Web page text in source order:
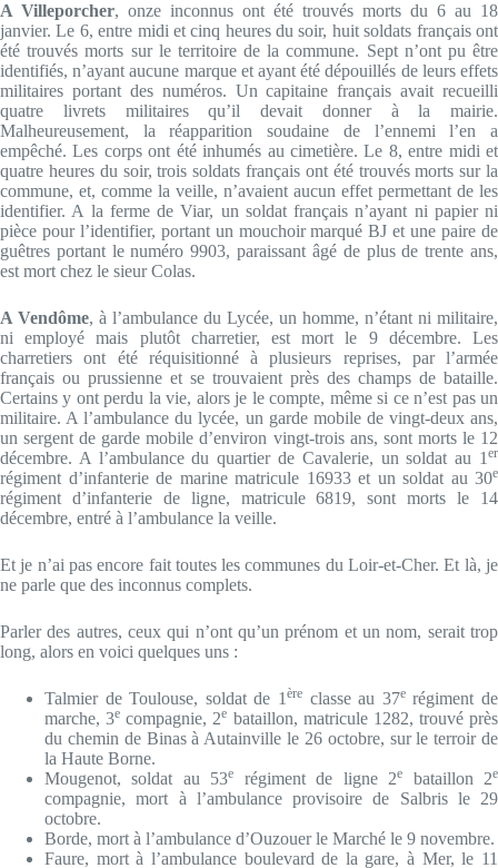
A Villeporcher, onze inconnus ont été trouvés morts du 6 au 18
janvier. Le 6, entre midi et cinq heures du soir, huit soldats français ont
été trouvés morts sur le territoire de la commune. Sept n’ont pu être
identifiés, n’ayant aucune marque et ayant été dépouillés de leurs effets
militaires portant des numéros. Un capitaine français avait recueilli
quatre livrets militaires qu’il devait donner à la mairie.
Malheureusement, la réapparition soudaine de l’ennemi l’en a
empêché. Les corps ont été inhumés au cimetière. Le 8, entre midi et
quatre heures du soir, trois soldats français ont été trouvés morts sur la
commune, et, comme la veille, n’avaient aucun effet permettant de les
identifier. A la ferme de Viar, un soldat français n’ayant ni papier ni
pièce pour l’identifier, portant un mouchoir marqué BJ et une paire de
guêtres portant le numéro 9903, paraissant âgé de plus de trente ans,
est mort chez le sieur Colas.
A Vendôme, à l’ambulance du Lycée, un homme, n’étant ni militaire,
ni employé mais plutôt charretier, est mort le 9 décembre. Les
charretiers ont été réquisitionné à plusieurs reprises, par l’armée
français ou prussienne et se trouvaient près des champs de bataille.
Certains y ont perdu la vie, alors je le compte, même si ce n’est pas un
militaire. A l’ambulance du lycée, un garde mobile de vingt-deux ans,
un sergent de garde mobile d’environ vingt-trois ans, sont morts le 12
décembre. A l’ambulance du quartier de Cavalerie, un soldat au 1 er
régiment d’infanterie de marine matricule 16933 et un soldat au 30e
régiment d’infanterie de ligne, matricule 6819, sont morts le 14
décembre, entré à l’ambulance la veille.
Et je n’ai pas encore fait toutes les communes du Loir-et-Cher. Et là, je
ne parle que des inconnus complets.
Parler des autres, ceux qui n’ont qu’un prénom et un nom, serait trop
long, alors en voici quelques uns :
Talmier de Toulouse, soldat de 1 ère classe au 37erégiment de
marche, 3e compagnie, 2e bataillon, matricule 1282, trouvé près
du chemin de Binas à Autainville le 26 octobre, sur le terroir de
la Haute Borne.
Mougenot, soldat au 53e régiment de ligne 2e bataillon 2e
compagnie, mort à l’ambulance provisoire de Salbris le 29
octobre.
Borde, mort à l’ambulance d’Ouzouer le Marché le 9 novembre.
Faure, mort à l’ambulance boulevard de la gare, à Mer, le 11